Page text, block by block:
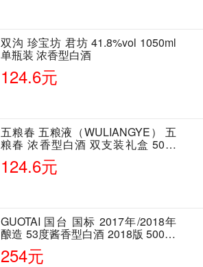
双沟 珍宝坊 君坊 41.8%vol 1050ml
单瓶装 浓香型白酒
124.6元
五粮春 五粮液（WULIANGYE） 五
粮春 浓香型白酒 双支装礼盒 50度
500ml*2瓶 含酒具
124.6元
GUOTAI 国台 国标 2017年/2018年
酿造 53度酱香型白酒 2018版 500ml
单瓶装
254元